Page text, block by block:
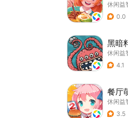
休闲益
0.0
黑暗
休闲益
4.1
餐厅
休闲益
3.5